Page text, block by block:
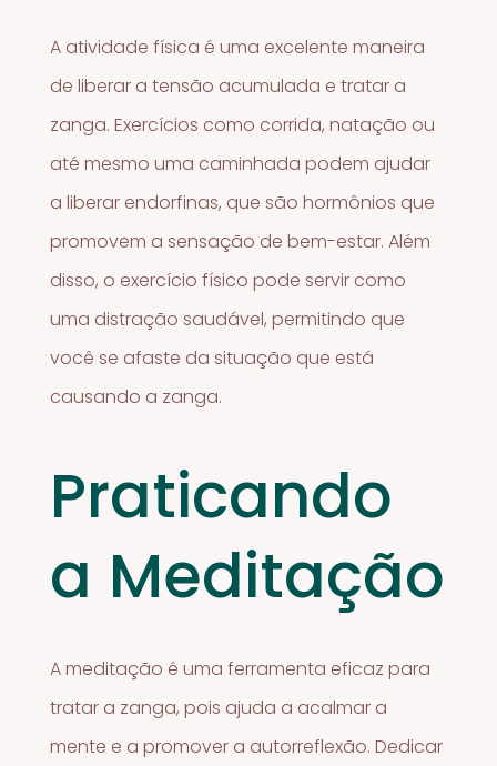
A atividade física é uma excelente maneira
de liberar a tensão acumulada e tratar a
zanga. Exercícios como corrida, natação ou
até mesmo uma caminhada podem ajudar
a liberar endorfinas, que são hormônios que
promovem a sensação de bem-estar. Além
disso, o exercício físico pode servir como
uma distração saudável, permitindo que
você se afaste da situação que está
causando a zanga.
Praticando
a Meditação
A meditação é uma ferramenta eficaz para
tratar a zanga, pois ajuda a acalmar a
mente e a promover a autorreflexão. Dedicar